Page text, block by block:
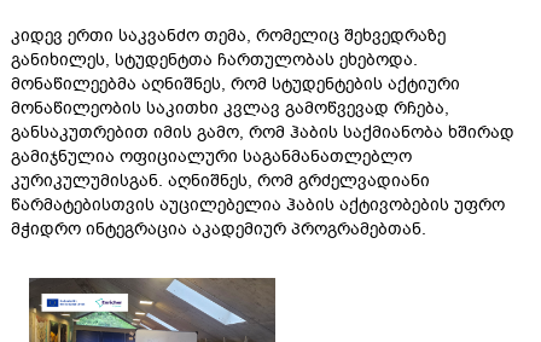
კიდევ ერთი საკვანძო თემა, რომელიც შეხვედრაზე
განიხილეს, სტუდენტთა ჩართულობას ეხებოდა.
მონაწილეებმა აღნიშნეს, რომ სტუდენტების აქტიური
მონაწილეობის საკითხი კვლავ გამოწვევად რჩება,
განსაკუთრებით იმის გამო, რომ ჰაბის საქმიანობა ხშირად
გამიჯნულია ოფიციალური საგანმანათლებლო
კურიკულუმისგან. აღნიშნეს, რომ გრძელვადიანი
წარმატებისთვის აუცილებელია ჰაბის აქტივობების უფრო
მჭიდრო ინტეგრაცია აკადემიურ პროგრამებთან.